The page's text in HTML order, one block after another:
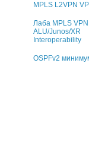
MPLS L2VPN
Лаба MPLS
ALU/Junos/XR
Interoperability
OSPFv2